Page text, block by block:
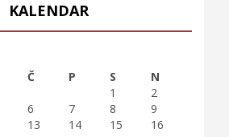
KALENDAR
Č P S
N
1
2
6 7 8
9
13 14 15
16